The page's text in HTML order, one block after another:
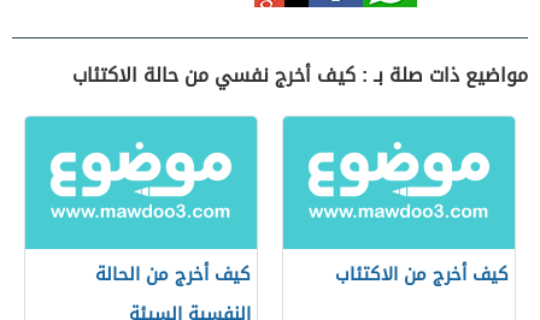
مواضيع ذات صلة بـ : كيف أخرج نفسي من حالة الاكتئاب
كيف أخرج من الاكتئاب
كيف أخرج من الحالة